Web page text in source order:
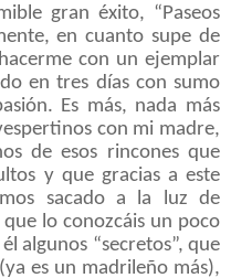
gran éxito, “Paseos
en cuanto supe de
con un ejemplar
en tres días con sumo
Es más, nada más
con mi madre,
de esos rincones que
y que gracias a este
sacado a la luz de
lo conozcáis un poco
algunos “secretos”, que
es un madrileño más),